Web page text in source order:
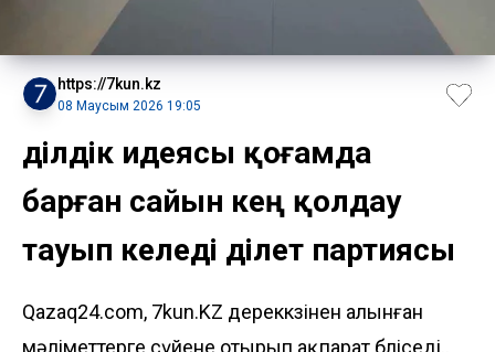
https://7kun.kz
08 Маусым 2026 19:05
Әділдік идеясы қоғамда
барған сайын кең қолдау
тауып келеді Әділет партиясы
Qazaq24.com, 7kun.KZ дереккөзінен алынған
мәліметтерге сүйене отырып ақпарат бөліседі..